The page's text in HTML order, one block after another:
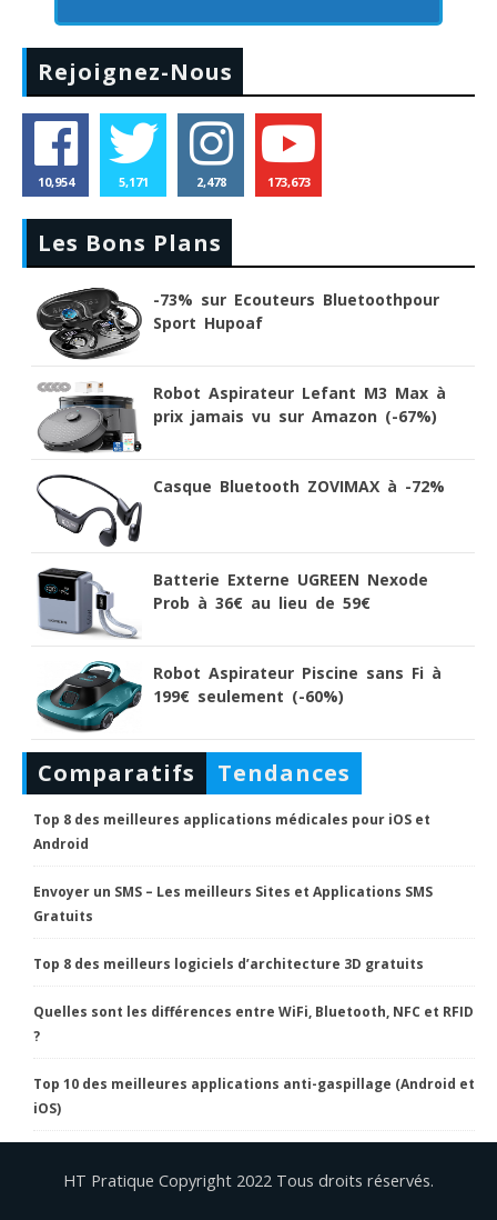
Rejoignez-Nous
10,954 5,171 2,478 173,673
Les Bons Plans
-73% sur Ecouteurs Bluetoothpour
Sport Hupoaf
Robot Aspirateur Lefant M3 Max à
prix jamais vu sur Amazon (-67%)
Casque Bluetooth ZOVIMAX à -72%
Batterie Externe UGREEN Nexode
Prob à 36€ au lieu de 59€
Robot Aspirateur Piscine sans Fi à
199€ seulement (-60%)
Comparatifs Tendances
Top 8 des meilleures applications médicales pour iOS et
Android
Envoyer un SMS – Les meilleurs Sites et Applications SMS
Gratuits
Top 8 des meilleurs logiciels d’architecture 3D gratuits
Quelles sont les différences entre WiFi, Bluetooth, NFC et RFID
?
Top 10 des meilleures applications anti-gaspillage (Android et
iOS)
HT Pratique Copyright 2022 Tous droits réservés.